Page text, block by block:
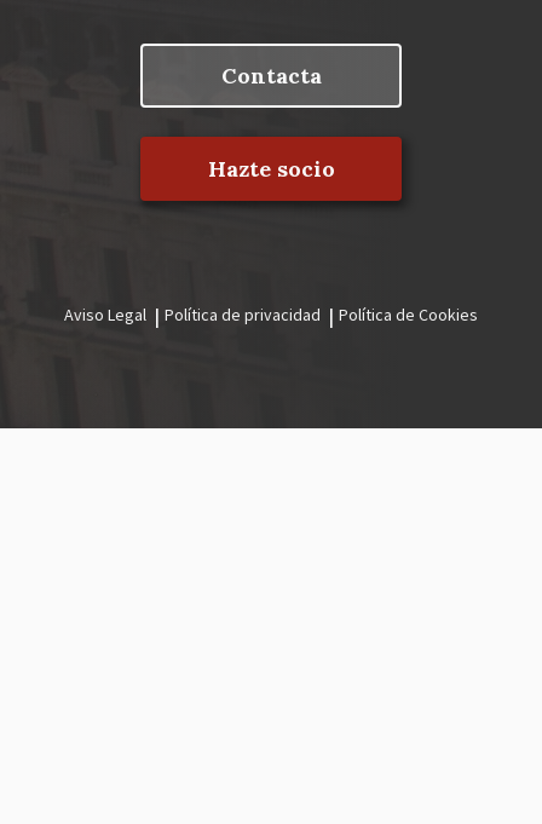
Contacta
Hazte socio
legal
Aviso Legal Política de privacidad Política de Cookies